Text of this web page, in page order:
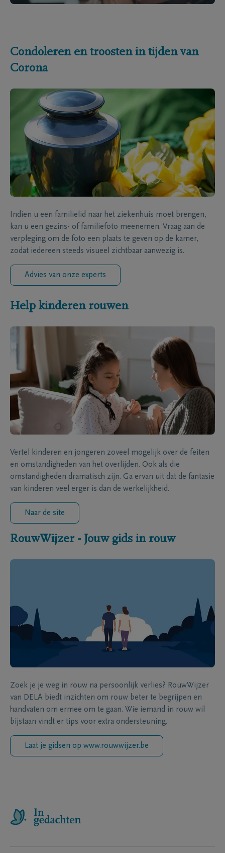
Condoleren en troosten in tijden van
Corona
Indien u een familielid naar het ziekenhuis moet brengen,
kan u een gezins- of familiefoto meenemen. Vraag aan de
verpleging om de foto een plaats te geven op de kamer,
zodat iedereen steeds visueel zichtbaar aanwezig is.
Advies van onze experts
Help kinderen rouwen
Vertel kinderen en jongeren zoveel mogelijk over de feiten
en omstandigheden van het overlijden. Ook als die
omstandigheden dramatisch zijn. Ga ervan uit dat de fantasie
van kinderen veel erger is dan de werkelijkheid.
Naar de site
RouwWijzer - Jouw gids in rouw
Zoek je je weg in rouw na persoonlijk verlies? RouwWijzer
van DELA biedt inzichten om rouw beter te begrijpen en
handvaten om ermee om te gaan. Wie iemand in rouw wil
bijstaan vindt er tips voor extra ondersteuning.
Laat je gidsen op www.rouwwijzer.be